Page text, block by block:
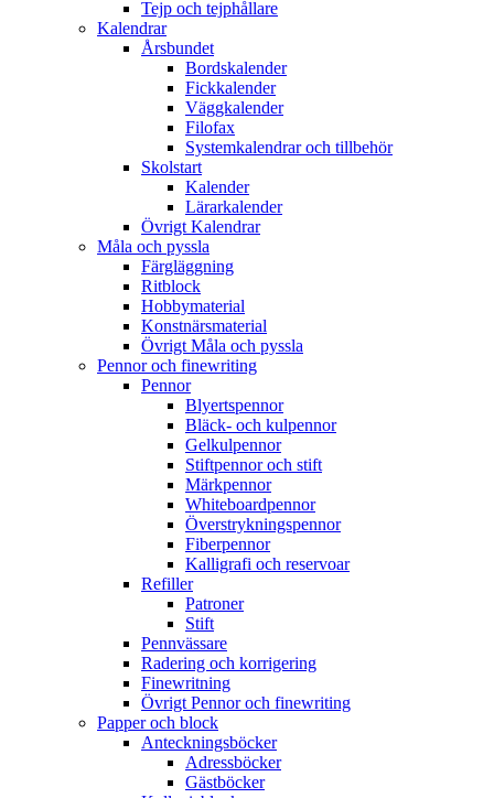
Tejp och tejphållare
Kalendrar
Årsbundet
Bordskalender
Fickkalender
Väggkalender
Filofax
Systemkalendrar och tillbehör
Skolstart
Kalender
Lärarkalender
Övrigt Kalendrar
Måla och pyssla
Färgläggning
Ritblock
Hobbymaterial
Konstnärsmaterial
Övrigt Måla och pyssla
Pennor och finewriting
Pennor
Blyertspennor
Bläck- och kulpennor
Gelkulpennor
Stiftpennor och stift
Märkpennor
Whiteboardpennor
Överstrykningspennor
Fiberpennor
Kalligrafi och reservoar
Refiller
Patroner
Stift
Pennvässare
Radering och korrigering
Finewritning
Övrigt Pennor och finewriting
Papper och block
Anteckningsböcker
Adressböcker
Gästböcker